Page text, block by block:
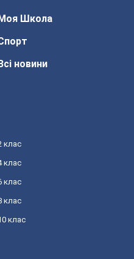
Школа
новини
клас
клас
клас
клас
клас